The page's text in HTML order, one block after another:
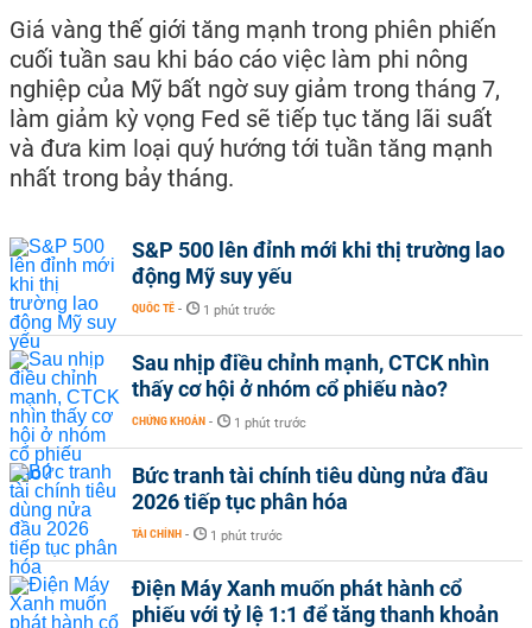
Giá vàng thế giới tăng mạnh trong phiên phiến
cuối tuần sau khi báo cáo việc làm phi nông
nghiệp của Mỹ bất ngờ suy giảm trong tháng 7,
làm giảm kỳ vọng Fed sẽ tiếp tục tăng lãi suất
và đưa kim loại quý hướng tới tuần tăng mạnh
nhất trong bảy tháng.
S&P 500 lên đỉnh mới khi thị trường lao
động Mỹ suy yếu
QUỐC TẾ - 1 phút trước
Sau nhịp điều chỉnh mạnh, CTCK nhìn
thấy cơ hội ở nhóm cổ phiếu nào?
CHỨNG KHOÁN - 1 phút trước
Bức tranh tài chính tiêu dùng nửa đầu
2026 tiếp tục phân hóa
TÀI CHÍNH - 1 phút trước
Điện Máy Xanh muốn phát hành cổ
phiếu với tỷ lệ 1:1 để tăng thanh khoản